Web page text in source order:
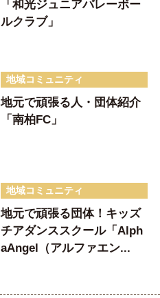
「和光ジュニアバレーボー
ルクラブ」
地域コミュニティ
地元で頑張る人・団体紹介
「南柏FC」
地域コミュニティ
地元で頑張る団体！キッズ
チアダンススクール「Alph
aAngel（アルファエン...